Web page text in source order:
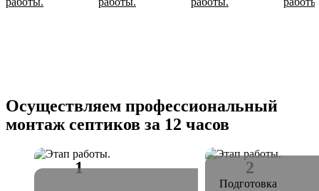
Осуществляем профессиональный
монтаж септиков за 12 часов
Подготовка